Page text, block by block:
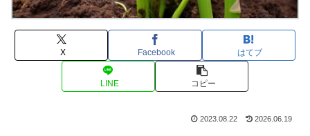
X Facebook はてブ
LINE コピー
2023.08.22 2026.06.19